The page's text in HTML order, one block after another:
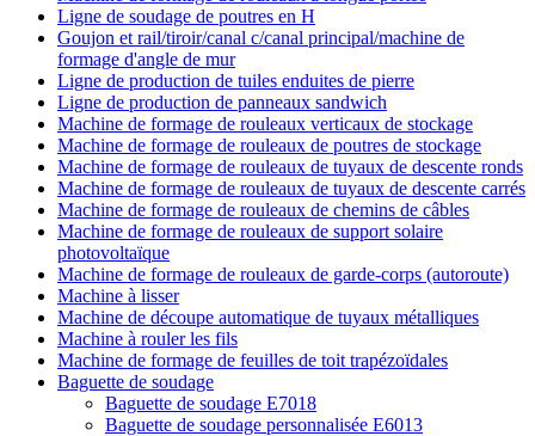
Ligne de soudage de poutres en H
Goujon et rail/tiroir/canal c/canal principal/machine de
formage d'angle de mur
Ligne de production de tuiles enduites de pierre
Ligne de production de panneaux sandwich
Machine de formage de rouleaux verticaux de stockage
Machine de formage de rouleaux de poutres de stockage
Machine de formage de rouleaux de tuyaux de descente ronds
Machine de formage de rouleaux de tuyaux de descente carrés
Machine de formage de rouleaux de chemins de câbles
Machine de formage de rouleaux de support solaire
photovoltaïque
Machine de formage de rouleaux de garde-corps (autoroute)
Machine à lisser
Machine de découpe automatique de tuyaux métalliques
Machine à rouler les fils
Machine de formage de feuilles de toit trapézoïdales
Baguette de soudage
Baguette de soudage E7018
Baguette de soudage personnalisée E6013